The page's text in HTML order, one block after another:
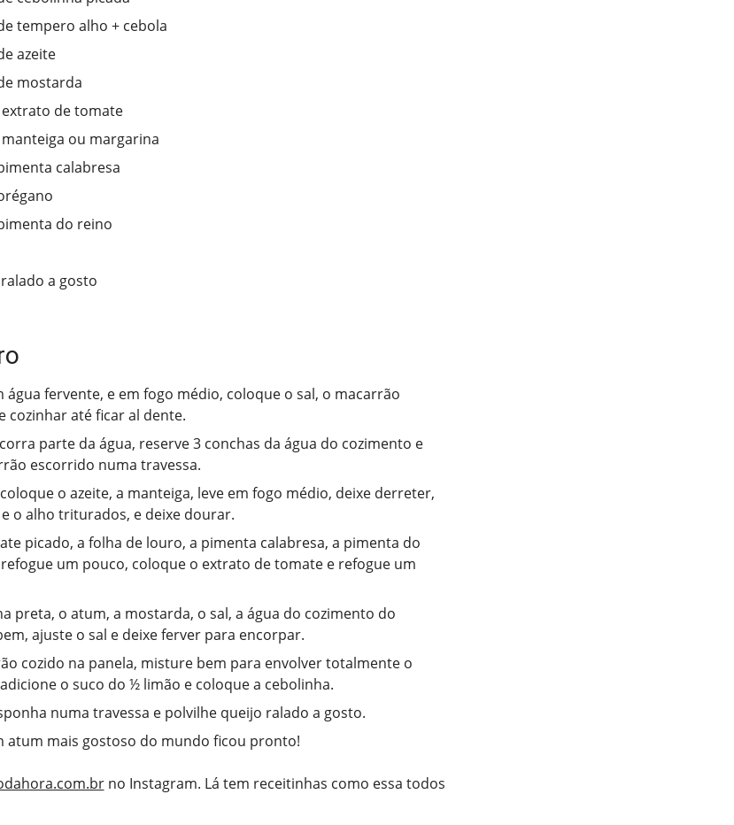
tempero alho + cebola
azeite
mostarda
de tomate
ou margarina
calabresa
do reino
a gosto
água fervente, e em fogo médio, coloque o sal, o macarrão
cozinhar até ficar al dente.
parte da água, reserve 3 conchas da água do cozimento e
escorrido numa travessa.
o azeite, a manteiga, leve em fogo médio, deixe derreter,
o alho triturados, e deixe dourar.
picado, a folha de louro, a pimenta calabresa, a pimenta do
um pouco, coloque o extrato de tomate e refogue um
preta, o atum, a mostarda, o sal, a água do cozimento do
ajuste o sal e deixe ferver para encorpar.
cozido na panela, misture bem para envolver totalmente o
o suco do ½ limão e coloque a cebolinha.
numa travessa e polvilhe queijo ralado a gosto.
atum mais gostoso do mundo ficou pronto!
no Instagram. Lá tem receitinhas como essa todos